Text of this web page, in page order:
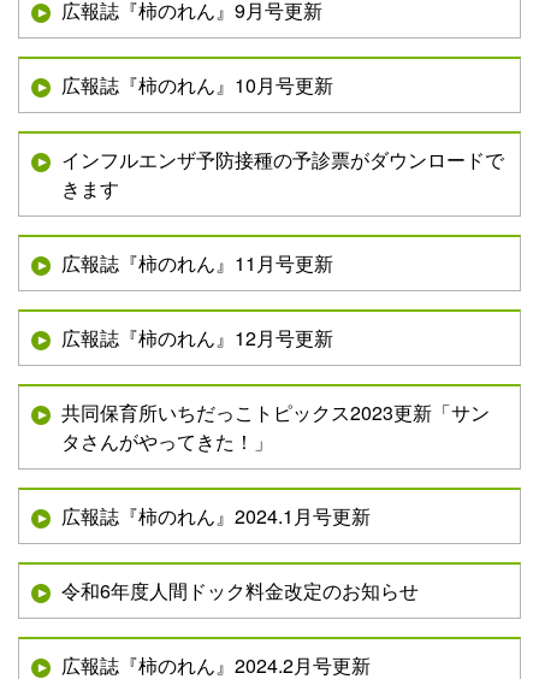
広報誌『柿のれん』9月号更新
広報誌『柿のれん』10月号更新
インフルエンザ予防接種の予診票がダウンロードで
きます
広報誌『柿のれん』11月号更新
広報誌『柿のれん』12月号更新
共同保育所いちだっこトピックス2023更新「サン
タさんがやってきた！」
広報誌『柿のれん』2024.1月号更新
令和6年度人間ドック料金改定のお知らせ
広報誌『柿のれん』2024.2月号更新